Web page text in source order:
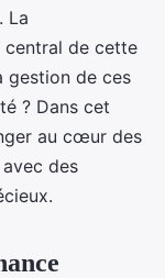
La
central de cette
gestion de ces
? Dans cet
au cœur des
des